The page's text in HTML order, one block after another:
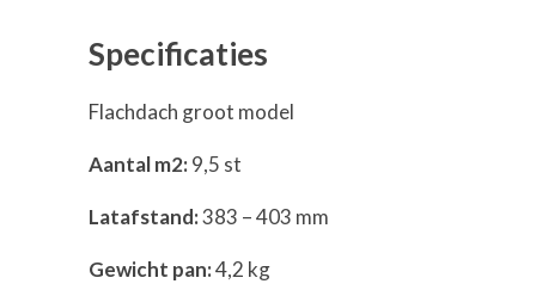
Specificaties
Flachdach groot model
Aantal m2:9,5 st
Latafstand:383 – 403 mm
Gewicht pan:4,2 kg